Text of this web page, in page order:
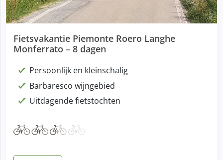
Fietsvakantie Piemonte Roero Langhe
Monferrato – 8 dagen
Persoonlijk en kleinschalig
Barbaresco wijngebied
Uitdagende fietstochten